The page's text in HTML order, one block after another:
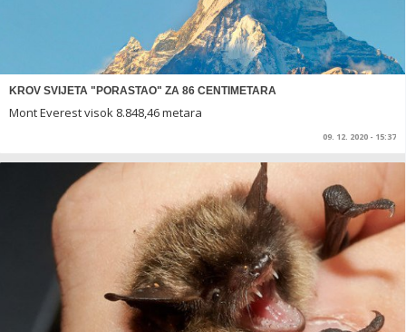
KROV SVIJETA "PORASTAO" ZA 86 CENTIMETARA
Mont Everest visok 8.848,46 metara
09. 12. 2020 - 15:37